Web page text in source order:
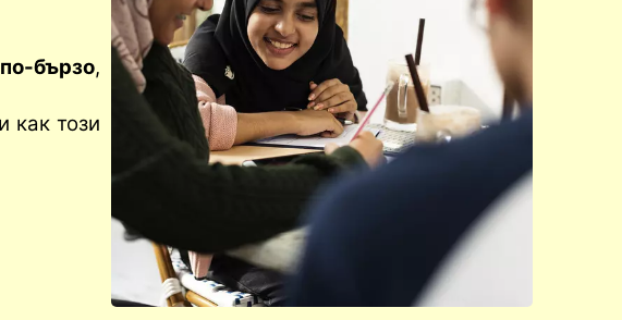
бързо,
как този